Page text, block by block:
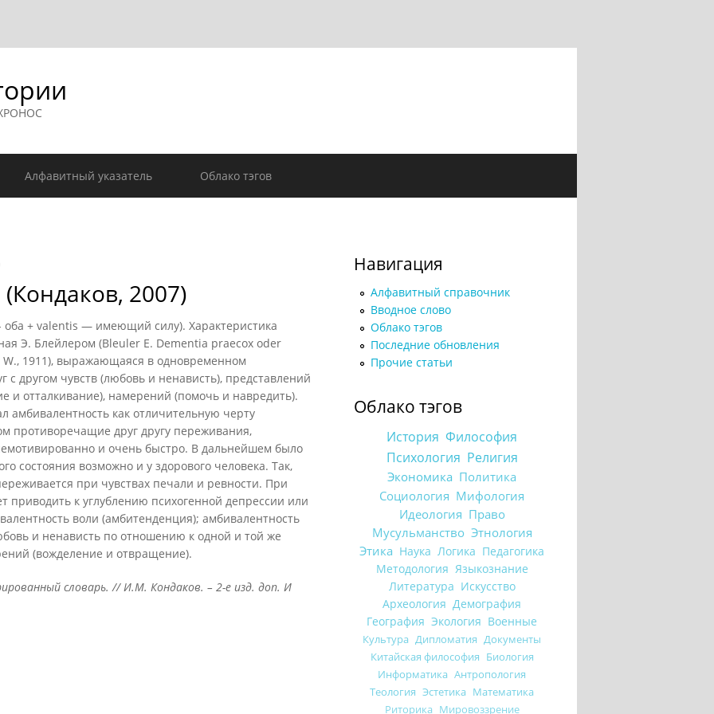
Алфавитный указатель Облако тэгов
2007)
+ valentis — имеющий силу). Характеристика
Э. Блейлером (Bleuler Е. Dementia praecox oder
1911), выражающаяся в одновременном
с другом чувств (любовь и ненависть), представлений
и отталкивание), намерений (помочь и навредить).
амбивалентность как отличительную черту
противоречащие друг другу переживания,
и очень быстро. В дальнейшем было
состояния возможно и у здорового человека. Так,
при чувствах печали и ревности. При
приводить к углублению психогенной депрессии или
воли (амбитенденция); амбивалентность
и ненависть по отношению к одной и той же
(вожделение и отвращение).
словарь. // И.М. Кондаков. – 2-е изд. доп. И
Навигация
Алфавитный справочник
Вводное слово
Облако тэгов
Последние обновления
Прочие статьи
Облако тэгов
История Философия
Психология Религия
Экономика Политика
Социология Мифология
Идеология Право
Мусульманство Этнология
Этика Наука Логика Педагогика
Методология Языкознание
Литература Искусство
Археология Демография
География Экология Военные
Культура Дипломатия Документы
Китайская философия Биология
Информатика Антропология
Теология Эстетика Математика
Риторика Мировоззрение